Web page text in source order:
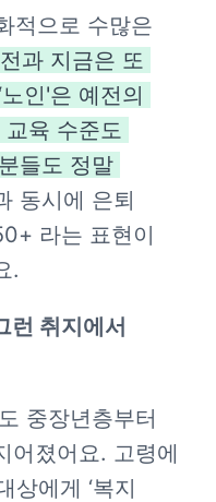
적으로 수많은
과 지금은 또
인'은 예전의
교육 수준도
들도 정말
동시에 은퇴
라는 표현이
.
런 취지에서
중장년층부터
어졌어요. 고령에
에게 ‘복지